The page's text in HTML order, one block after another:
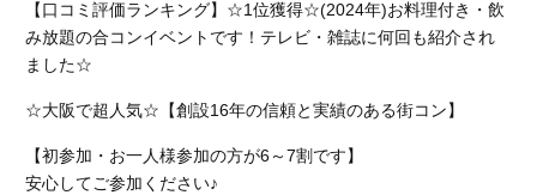
【口コミ評価ランキング】☆1位獲得☆(2024年)お料理付き・飲
み放題の合コンイベントです！テレビ・雑誌に何回も紹介され
ました☆
☆大阪で超人気☆【創設16年の信頼と実績のある街コン】
【初参加・お一人様参加の方が6～7割です】
安心してご参加ください♪